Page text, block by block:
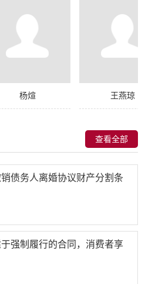
杨煊 王燕琼
查看全部
债务人离婚协议财产分割条
强制履行的合同，消费者享